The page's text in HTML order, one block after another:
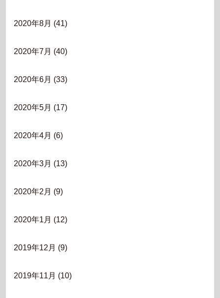
2020年8月 (41)
2020年7月 (40)
2020年6月 (33)
2020年5月 (17)
2020年4月 (6)
2020年3月 (13)
2020年2月 (9)
2020年1月 (12)
2019年12月 (9)
2019年11月 (10)